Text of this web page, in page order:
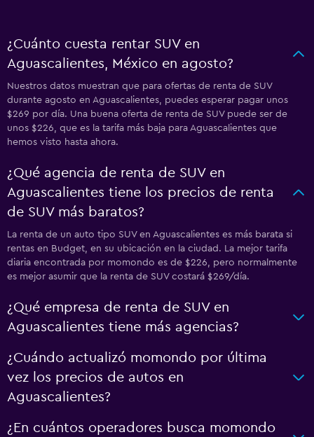
¿Cuánto cuesta rentar SUV en
Aguascalientes, México en agosto?
Nuestros datos muestran que para ofertas de renta de SUV
durante agosto en Aguascalientes, puedes esperar pagar unos
$269 por día. Una buena oferta de renta de SUV puede ser de
unos $226, que es la tarifa más baja para Aguascalientes que
hemos visto hasta ahora.
¿Qué agencia de renta de SUV en
Aguascalientes tiene los precios de renta
de SUV más baratos?
La renta de un auto tipo SUV en Aguascalientes es más barata si
rentas en Budget, en su ubicación en la ciudad. La mejor tarifa
diaria encontrada por momondo es de $226, pero normalmente
es mejor asumir que la renta de SUV costará $269/día.
¿Qué empresa de renta de SUV en
Aguascalientes tiene más agencias?
¿Cuándo actualizó momondo por última
vez los precios de autos en
Aguascalientes?
¿En cuántos operadores busca momondo